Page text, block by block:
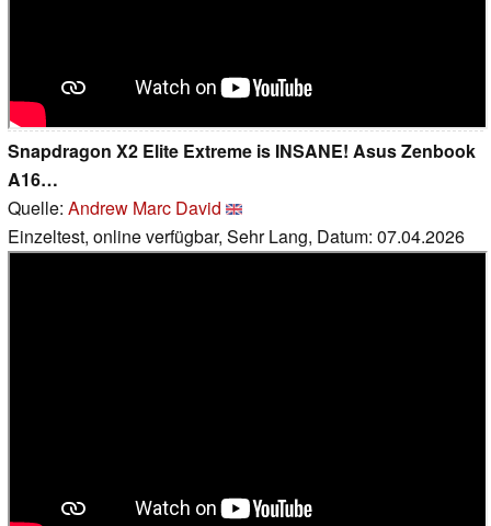
Snapdragon X2 Elite Extreme is INSANE! Asus Zenbook
A16…
Quelle: Andrew Marc David
Einzeltest, online verfügbar, Sehr Lang, Datum: 07.04.2026